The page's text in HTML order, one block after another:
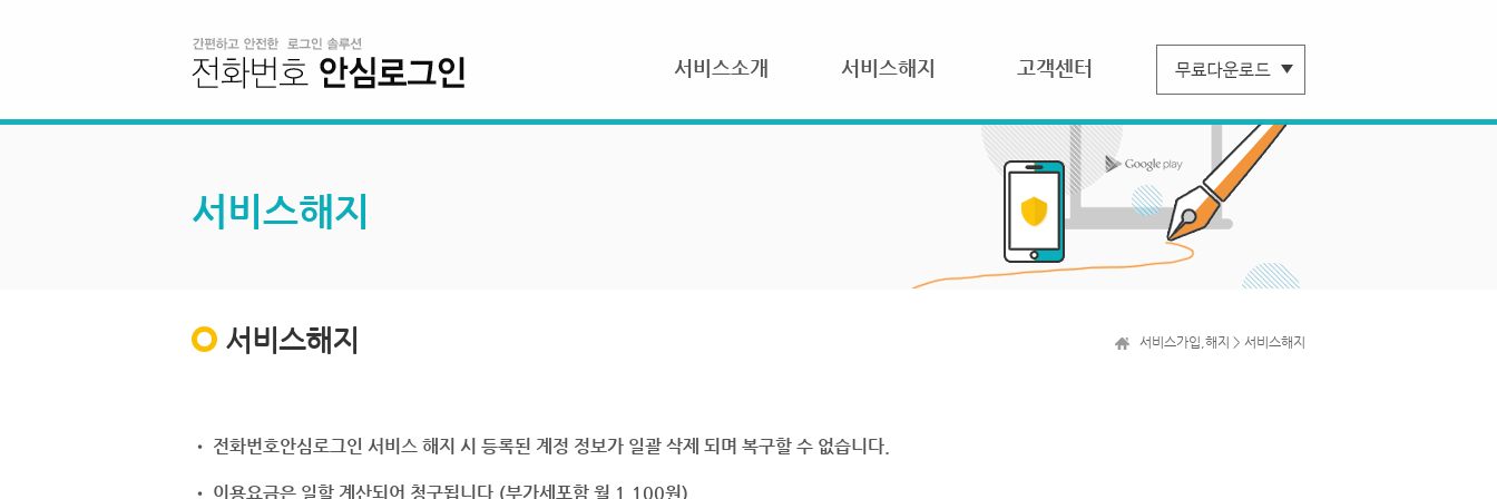
서비스소개 서비스해지 고객센터
서비스해지
서비스해지 서비스가입,해지 > 서비스해지
• 전화번호안심로그인 서비스 해지 시 등록된 계정 정보가 일괄 삭제 되며 복구할 수 없습니다.
• 이용요금은 일할 계산되어 청구됩니다.(부가세포함 월 1,100원)